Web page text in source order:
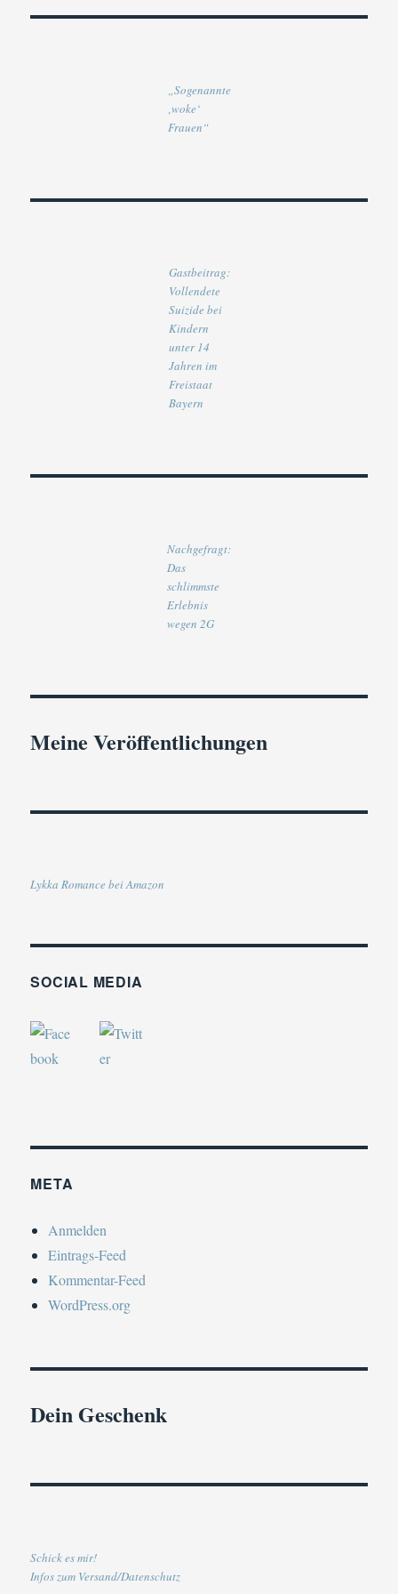
„Sogenannte
‚woke‘
Frauen“
Gastbeitrag:
Vollendete
Suizide bei
Kindern
unter 14
Jahren im
Freistaat
Bayern
Nachgefragt:
Das
schlimmste
Erlebnis
wegen 2G
Meine Veröffentlichungen
Lykka Romance bei Amazon
SOCIAL MEDIA
META
Anmelden
Eintrags-Feed
Kommentar-Feed
WordPress.org
Dein Geschenk
Schick es mir!
Infos zum Versand/Datenschutz